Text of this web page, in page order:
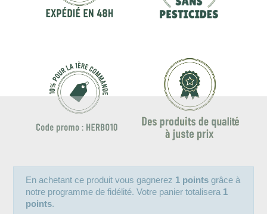
En achetant ce produit vous gagnerez 1 points grâce à
notre programme de fidélité. Votre panier totalisera 1
points.